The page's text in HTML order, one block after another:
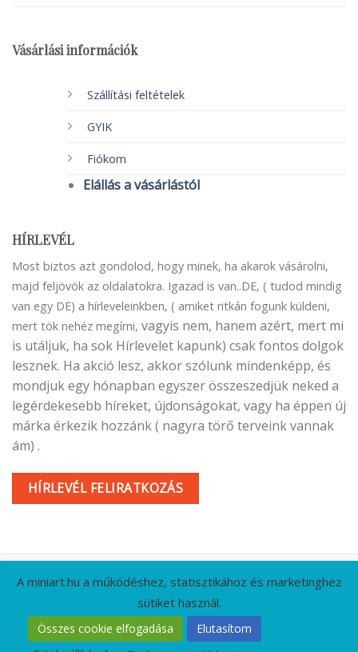
Vásárlási információk
Szállítási feltételek
GYIK
Fiókom
Elállás a vásárlástól
HÍRLEVÉL
Most biztos azt gondolod, hogy minek, ha akarok vásárolni,
majd feljövök az oldalatokra. Igazad is van..DE, ( tudod mindig
van egy DE) a hírleveleinkben, ( amiket ritkán fogunk küldeni,
mert tök nehéz megírni, vagyis nem, hanem azért, mert mi
is utáljuk, ha sok Hírlevelet kapunk) csak fontos dolgok
lesznek. Ha akció lesz, akkor szólunk mindenképp, és
mondjuk egy hónapban egyszer összeszedjük neked a
legérdekesebb híreket, újdonságokat, vagy ha éppen új
márka érkezik hozzánk ( nagyra törő terveink vannak
ám) .
HÍRLEVÉL FELIRATKOZÁS
KAPCSOLAT GYIK CÉGADATOK
ÁSZF
ADATVÉDELMI IRÁNYELVEK
RÓLUNK
A miniart.hu a működéshez, statisztikához és marketinghez
sütiket használ.
Összes cookie elfogadása
Elutasítom